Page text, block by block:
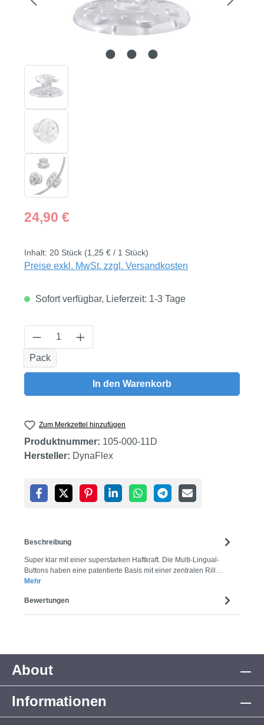
Regulärer Preis:
24,90 €
Inhalt: 20 Stück (1,25 € / 1 Stück)
Preise exkl. MwSt. zzgl. Versandkosten
Sofort verfügbar, Lieferzeit: 1-3 Tage
Produkt Anzahl: Gib den gewünschten
Pack
In den Warenkorb
Zum Merkzettel hinzufügen
Produktnummer: 105-000-11D
Hersteller: DynaFlex
Beschreibung
Super klar mit einer superstarken Haftkraft. Die Multi-Lingual-
Buttons haben eine patentierte Basis mit einer zentralen Rill…
Mehr
Bewertungen
About
Informationen